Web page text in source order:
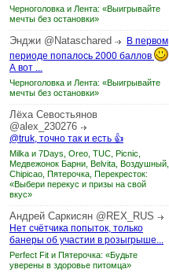
Черноголовка и Лента: «Выигрывайте
мечты без остановки»
Энджи @Nataschared
В первом
периоде попалось 2000 баллов
А вот ...
Черноголовка и Лента: «Выигрывайте
мечты без остановки»
Лёха Севостьянов
@alex_230276
@truk, точно так и есть 👍
Milka и 7Days, Oreo, TUC, Picnic,
Медвежонок Барни, Belvita, Воздушный,
Chipicao, Пятерочка, Перекресток:
«Выбери перекус и призы на свой
вкус»
Андрей Саркисян @REX_RUS
Нет счётчика попыток, только
банеры об участии в розыгрыше...
Perfect Fit и Пятерочка: «Будьте
уверены в здоровье питомца»